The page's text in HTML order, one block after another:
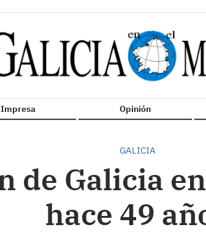
Opinión
GALICIA
de Galicia
hace 49